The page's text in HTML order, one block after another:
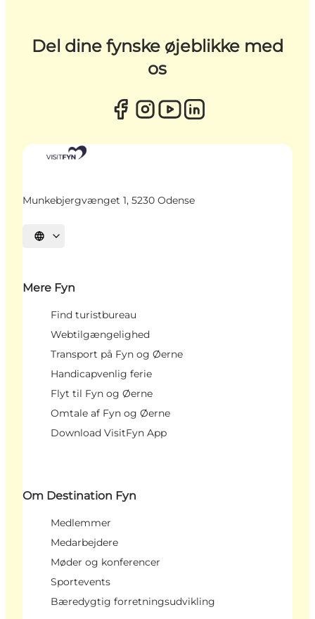
Del dine fynske øjeblikke med
os
Munkebjergvænget 1, 5230 Odense
Vælg sprog
Mere Fyn
Find turistbureau
Webtilgængelighed
Transport på Fyn og Øerne
Handicapvenlig ferie
Flyt til Fyn og Øerne
Omtale af Fyn og Øerne
Download VisitFyn App
Om Destination Fyn
Medlemmer
Medarbejdere
Møder og konferencer
Sportevents
Bæredygtig forretningsudvikling